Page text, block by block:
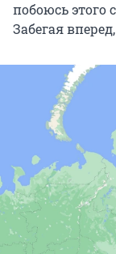
побоюсь этого
Забегая